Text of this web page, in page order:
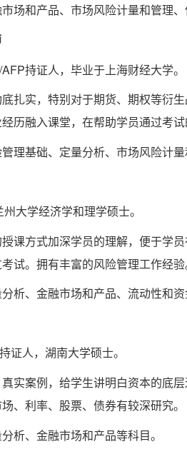
场和产品、市场风险计量和管理
持证人，毕业于上海财经大学。
扎实，特别对于期货、期权等衍
历融入课堂，在帮助学员通过考
理基础、定量分析、市场风险计
大学经济学和理学硕士。
课方式加深学员的理解，便于学
试。拥有丰富的风险管理工作经验
析、金融市场和产品、流动性和资
证人，湖南大学硕士。
实案例，给学生讲明白资本的底
、利率、股票、债券有较深研究。
析、金融市场和产品等科目。